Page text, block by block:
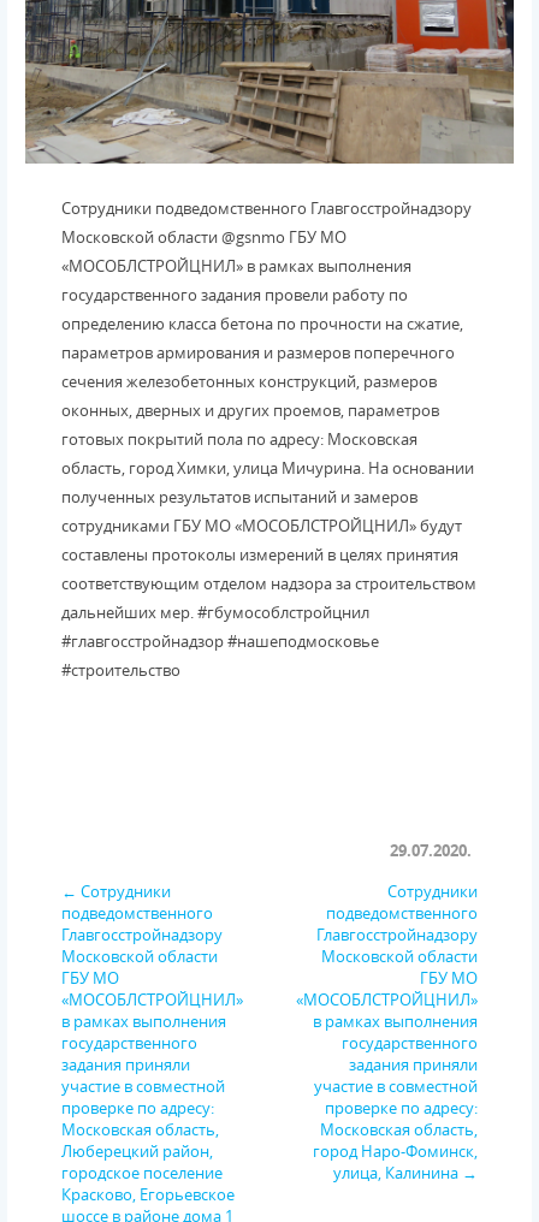
Сотрудники подведомственного Главгосстройнадзору
Московской области @gsnmo ГБУ МО
«МОСОБЛСТРОЙЦНИЛ» в рамках выполнения
государственного задания провели работу по
определению класса бетона по прочности на сжатие,
параметров армирования и размеров поперечного
сечения железобетонных конструкций, размеров
оконных, дверных и других проемов, параметров
готовых покрытий пола по адресу: Московская
область, город Химки, улица Мичурина. На основании
полученных результатов испытаний и замеров
сотрудниками ГБУ МО «МОСОБЛСТРОЙЦНИЛ» будут
составлены протоколы измерений в целях принятия
соответствующим отделом надзора за строительством
дальнейших мер. #гбумособлстройцнил
#главгосстройнадзор #нашеподмосковье
#строительство
29.07.2020.
← Сотрудники
подведомственного
Главгосстройнадзору
Московской области
ГБУ МО
«МОСОБЛСТРОЙЦНИЛ»
в рамках выполнения
государственного
задания приняли
участие в совместной
проверке по адресу:
Московская область,
Люберецкий район,
городское поселение
Красково, Егорьевское
шоссе в районе дома 1
Сотрудники
подведомственного
Главгосстройнадзору
Московской области
ГБУ МО
«МОСОБЛСТРОЙЦНИЛ»
в рамках выполнения
государственного
задания приняли
участие в совместной
проверке по адресу:
Московская область,
город Наро-Фоминск,
улица, Калинина →